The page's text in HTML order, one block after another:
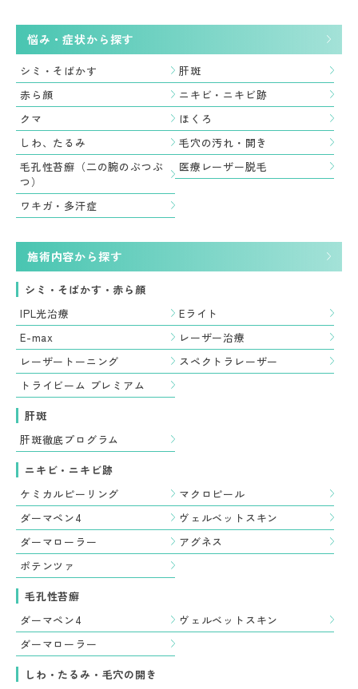
悩み・症状から探す
シミ・そばかす
肝斑
赤ら顔
ニキビ・ニキビ跡
クマ
ほくろ
しわ、たるみ
毛穴の汚れ・開き
毛孔性苔癬（二の腕のぶつぶ
つ）
医療レーザー脱毛
ワキガ・多汗症
施術内容から探す
シミ・そばかす・赤ら顔
IPL光治療
Eライト
E-max
レーザー治療
レーザートーニング
スペクトラレーザー
トライビーム プレミアム
肝斑
肝斑徹底プログラム
ニキビ・ニキビ跡
ケミカルピーリング
マクロピール
ダーマペン4
ヴェルベットスキン
ダーマローラー
アグネス
ポテンツァ
毛孔性苔癬
ダーマペン4
ヴェルベットスキン
ダーマローラー
しわ・たるみ・毛穴の開き